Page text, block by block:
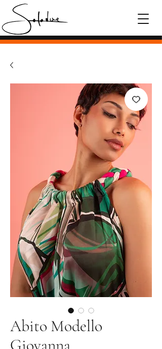
Abito Modello